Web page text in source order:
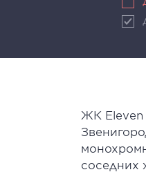
ЖК Eleven
соседних